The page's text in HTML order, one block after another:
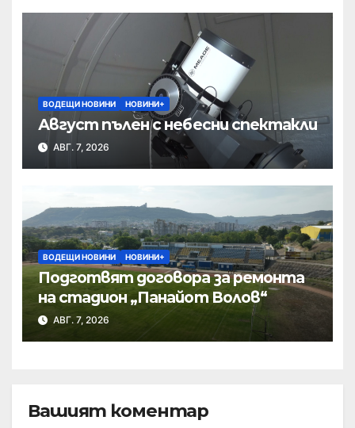
ВОДЕЩИ НОВИНИ НОВИНИ+
Август пълен с небесни спектакли
АВГ. 7, 2026
ВОДЕЩИ НОВИНИ НОВИНИ+
Подготвят договора за ремонта
на стадион „Панайот Волов“
АВГ. 7, 2026
Вашият коментар